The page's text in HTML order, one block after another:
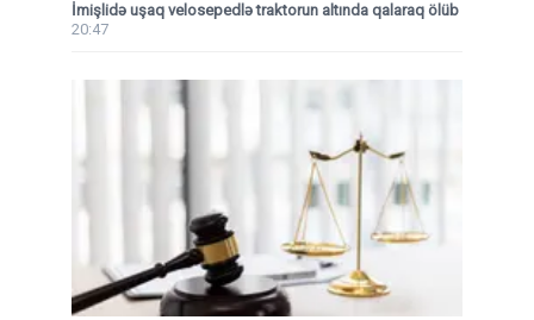
İmişlidə uşaq velosepedlə traktorun altında qalaraq ölüb
20:47